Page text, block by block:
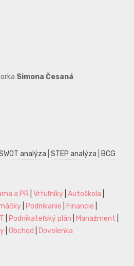
Simona Česaná
analýza STEP analýza
BCG
a PR Vrtuľníky Autoškola
Podnikanie Financie
Podnikateľský plán Manažment
Obchod Dovolenka